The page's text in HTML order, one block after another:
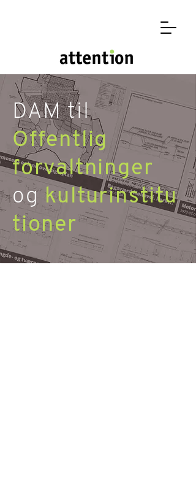
DAM til
Offentlig
forvaltninger
ogkulturinstitu
tioner